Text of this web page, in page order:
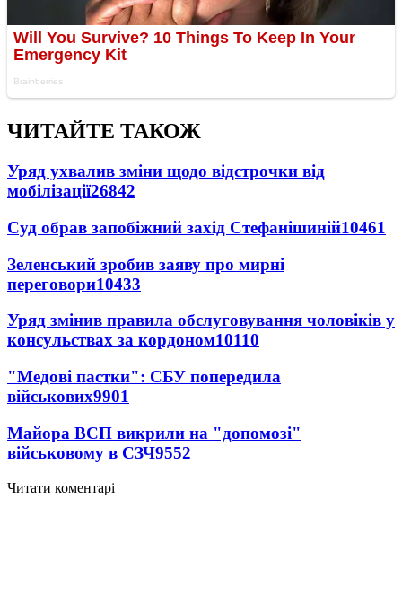
ЧИТАЙТЕ ТАКОЖ
Уряд ухвалив зміни щодо відстрочки від
мобілізації26842
Суд обрав запобіжний захід Стефанішиній10461
Зеленський зробив заяву про мирні
переговори10433
Уряд змінив правила обслуговування чоловіків у
консульствах за кордоном10110
"Медові пастки": СБУ попередила
військових9901
Майора ВСП викрили на "допомозі"
військовому в СЗЧ9552
Читати коментарі